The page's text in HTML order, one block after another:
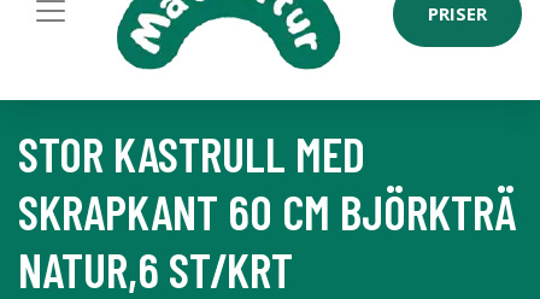
PRISER
STOR KASTRULL MED
SKRAPKANT 60 CM BJÖRKTRÄ
NATUR,6 ST/KRT